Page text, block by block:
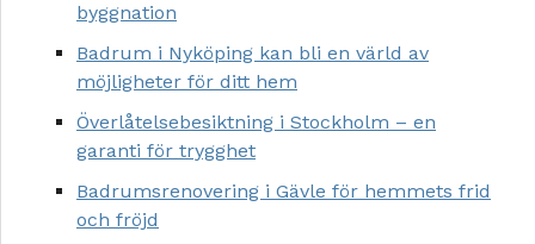
byggnation
Badrum i Nyköping kan bli en värld av
möjligheter för ditt hem
Överlåtelsebesiktning i Stockholm – en
garanti för trygghet
Badrumsrenovering i Gävle för hemmets frid
och fröjd